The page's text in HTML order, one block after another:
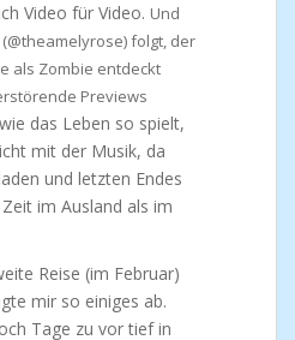
Video für Video. Und
folgt, der
als Zombie entdeckt
Previews
das Leben so spielt,
mit der Musik, da
und letzten Endes
im Ausland als im
Reise (im Februar)
mir so einiges ab.
Tage zu vor tief in